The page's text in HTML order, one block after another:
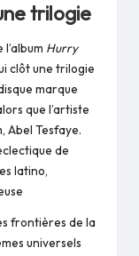
trilogie
Hurry
clôt une trilogie
marque
que l’artiste
Abel Tesfaye.
de
latino,
frontières de la
universels